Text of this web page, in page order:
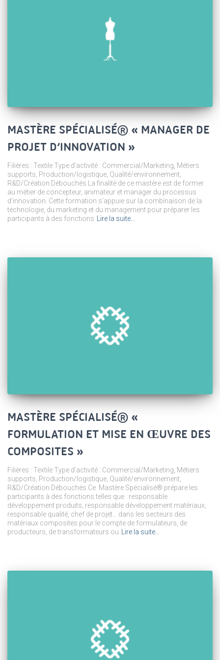
MASTÈRE SPÉCIALISÉ® « MANAGER DE
PROJET D’INNOVATION »
Filières : Textile Type d’activité : Commercial/Marketing, Métiers
supports, Production/logistique, Qualité/environnement,
R&D/Création Débouchés La finalité de ce mastère est de former
au métier de concepteur, animateur et manager du processus
d’innovation. Cette formation s’appuie sur la combinaison de la
technologie, du marketing et du management pour préparer les
participants à des fonctions Lire la suite…
MASTÈRE SPÉCIALISÉ® «
FORMULATION ET MISE EN ŒUVRE DES
COMPOSITES »
Filières : Textile Type d’activité : Commercial/Marketing, Métiers
supports, Production/logistique, Qualité/environnement,
R&D/Création Débouchés Ce Mastère Spécialisé® prépare les
participants à des fonctions telles que : responsable
développement produits, responsable développement matériaux,
responsable qualité, chef de projet… dans les secteurs des
matériaux composites pour le compte de formulateurs, de
producteurs, de transformateurs ou
Lire la suite…